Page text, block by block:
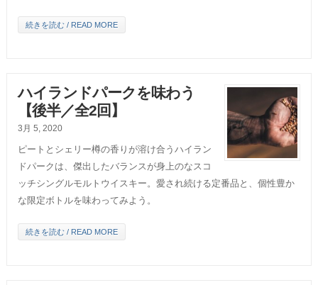
続きを読む / READ MORE
ハイランドパークを味わう
【後半／全2回】
3月 5, 2020
ピートとシェリー樽の香りが溶け合うハイラン
ドパークは、傑出したバランスが身上のなスコ
ッチシングルモルトウイスキー。愛され続ける定番品と、個性豊か
な限定ボトルを味わってみよう。
続きを読む / READ MORE